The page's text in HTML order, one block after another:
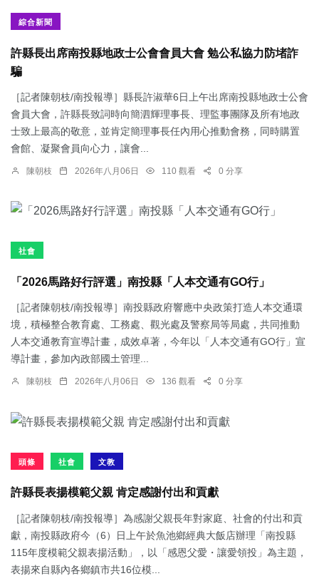
綜合新聞
許縣長出席南投縣地政士公會會員大會 勉公私協力防堵詐
騙
［記者陳朝枝/南投報導］縣長許淑華6日上午出席南投縣地政士公會
會員大會，許縣長致詞時向簡泗輝理事長、理監事團隊及所有地政
士致上最高的敬意，並肯定簡理事長任內用心推動會務，同時購置
會館、凝聚會員向心力，讓會...
陳朝枝 2026年八月06日 110 觀看 0 分享
社會
「2026馬路好行評選」南投縣「人本交通有GO行」
［記者陳朝枝/南投報導］南投縣政府響應中央政策打造人本交通環
境，積極整合教育處、工務處、觀光處及警察局等局處，共同推動
人本交通教育宣導計畫，成效卓著，今年以「人本交通有GO行」宣
導計畫，參加內政部國土管理...
陳朝枝 2026年八月06日 136 觀看 0 分享
頭條 社會 文教
許縣長表揚模範父親 肯定感謝付出和貢獻
［記者陳朝枝/南投報導］為感謝父親長年對家庭、社會的付出和貢
獻，南投縣政府今（6）日上午於魚池鄉經典大飯店辦理「南投縣
115年度模範父親表揚活動」，以「感恩父愛・讓愛領投」為主題，
表揚來自縣內各鄉鎮市共16位模...